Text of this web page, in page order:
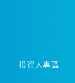
投資人專區